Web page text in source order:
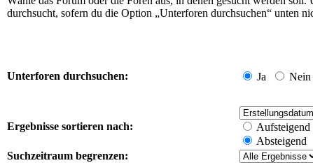
durchsucht, sofern du die Option „Unterforen durchsuchen“ unten
Unterforen durchsuchen: Ja Nein
Ergebnisse sortieren nach:
Aufsteigend
Absteigend
Suchzeitraum begrenzen: